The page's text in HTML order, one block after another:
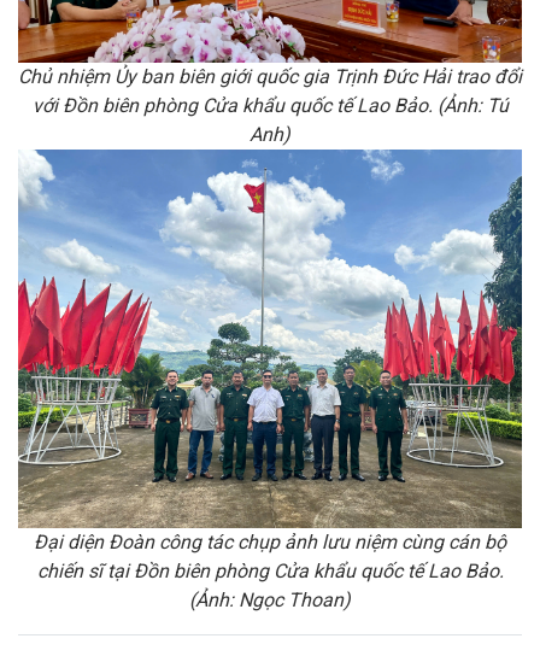
Chủ nhiệm Ủy ban biên giới quốc gia Trịnh Đức Hải trao đổi
với Đồn biên phòng Cửa khẩu quốc tế Lao Bảo. (Ảnh: Tú
Anh)
Đại diện Đoàn công tác chụp ảnh lưu niệm cùng cán bộ
chiến sĩ tại Đồn biên phòng Cửa khẩu quốc tế Lao Bảo.
(Ảnh: Ngọc Thoan)